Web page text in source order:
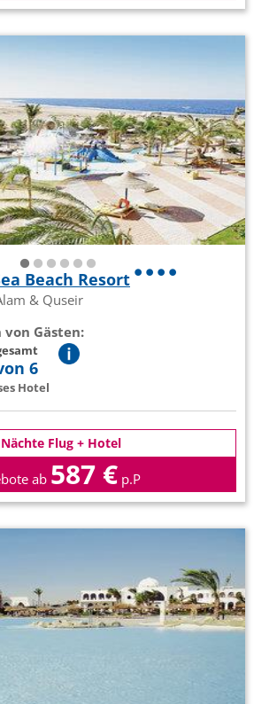
Beach Resort
& Quseir
Gästen:
6
Hotel
Flug + Hotel
ab 587 € p.P